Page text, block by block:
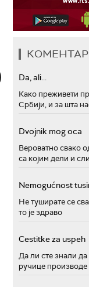
Da, ali...
Како преживети
Србији, и за шта
Dvojnik mog oca
Вероватно свако
са којим дели и
Nemogućnost
Не туширате се
то је здраво
Cestitke za uspeh
Да ли сте знали
ручице производе